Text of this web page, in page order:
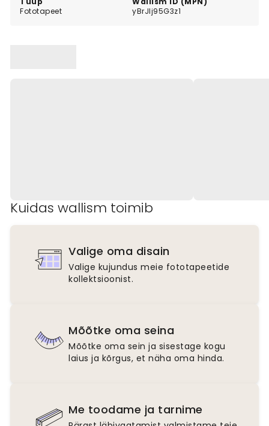
Fototapeet
yBrJlj95G3z1
Kuidas wallism toimib
Valige oma disain
Valige kujundus meie fototapeetide
kollektsioonist.
Mõõtke oma seina
Mõõtke oma sein ja sisestage kogu
laius ja kõrgus, et näha oma hinda.
Me toodame ja tarnime